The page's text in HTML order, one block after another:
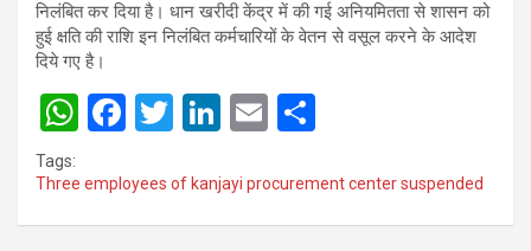
निलंबित कर दिया है। धान खरीदी केंद्र में की गई अनियमितता से शासन को
हुई क्षति की राशि इन निलंबित कर्मचारियों के वेतन से वसूल करने के आदेश
दिये गए है।
W
at
s
F
ce
b
T
tt
er
Li
ke
dI
E
ail ar
e
Tags:
Three employees of kanjayi procurement center suspended